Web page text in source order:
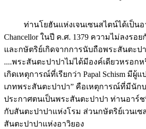
ท่านโยฮันแห่งเจนเซนสไตน์ได้เป็นอ
Chancellor ในปี ค.ศ. 1379 ความไม่ลงรอ
และกษัตริย์เกิดจากการนับถือพระสันตะป
....พระสันตะปาปาไม่ได้มีองค์เดียวหรอก
เกิดเหตุการณ์ที่เรียกว่า Papal Schism มีผู้
เภทพระสันตะปาปา” คือเหตุการณ์ที่มีนัก
ประกาศตนเป็นพระสันตะปาปา ท่านอาร์
กับสันตะปาปาแห่งโรม ส่วนกษัตริย์เวนเซ
สันตะปาปาแห่งอาวิยอง